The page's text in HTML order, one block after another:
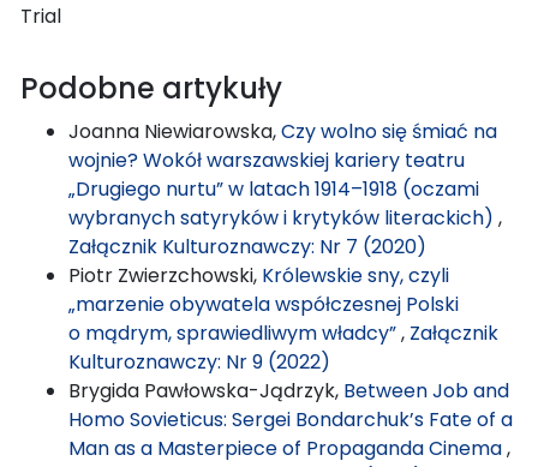
Trial
Podobne artykuły
Joanna Niewiarowska,Czy wolno się śmiać na
wojnie? Wokół warszawskiej kariery teatru
„Drugiego nurtu” w latach 1914–1918 (oczami
wybranych satyryków i krytyków literackich) ,
Załącznik Kulturoznawczy: Nr 7 (2020)
Piotr Zwierzchowski, Królewskie sny, czyli
„marzenie obywatela współczesnej Polski
o mądrym, sprawiedliwym władcy”, Załącznik
Kulturoznawczy: Nr 9 (2022)
Brygida Pawłowska-Jądrzyk, Between Job and
Homo Sovieticus: Sergei Bondarchuk’s Fate of a
Man as a Masterpiece of Propaganda Cinema,